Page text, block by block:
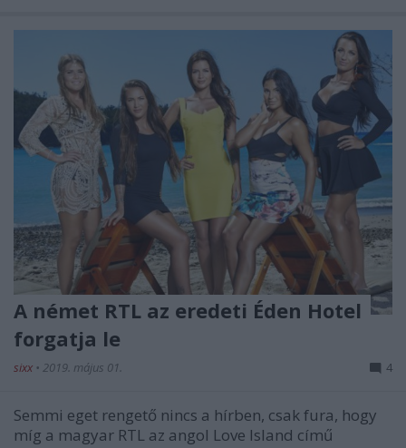
A német RTL az eredeti Éden Hotel
forgatja le
sixx • 2019. május 01. 4
Semmi eget rengető nincs a hírben, csak fura, hogy
míg a magyar RTL az angol Love Island című